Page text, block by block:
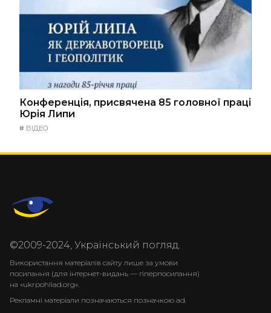
Конференція, присвячена 85 головної праці
Юрія Липи
# ВІДЕО
©2009-2024, Український погляд.
Використання матеріалів сайту лише за умови
посилання (для інтернет-видань — гіперпосилання)
на «ukrpohliad.org».
Рекламні матеріали позначаються позначкою ad.